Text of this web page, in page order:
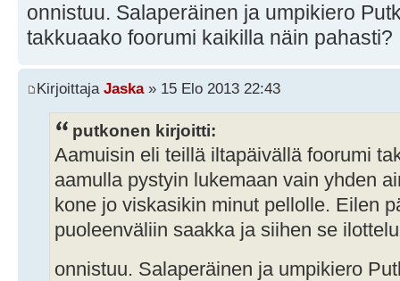
onnistuu. Salaperäinen ja umpikiero
takkuaako foorumi kaikilla näin pahasti?
Kirjoittaja Jaska» 15 Elo 2013 22:43
putkonen kirjoitti:
Aamuisin eli teillä iltapäivällä foorumi
aamulla pystyin lukemaan vain yhden
kone jo viskasikin minut pellolle. Eilen
puoleenväliin saakka ja siihen se
onnistuu. Salaperäinen ja umpikiero